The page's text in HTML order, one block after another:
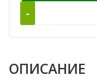
-
ОПИСАНИЕ